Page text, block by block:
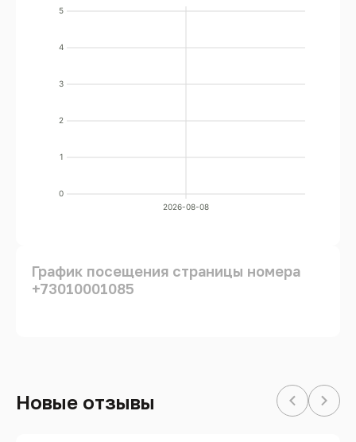
0
1
2
3
4
5
2026-08-08
График посещения страницы номера
+73010001085
Новые отзывы